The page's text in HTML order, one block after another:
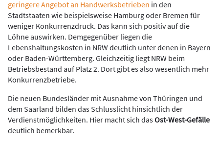
geringere Angebot an Handwerksbetrieben in den
Stadtstaaten wie beispielsweise Hamburg oder Bremen für
weniger Konkurrenzdruck. Das kann sich positiv auf die
Löhne auswirken. Demgegenüber liegen die
Lebenshaltungskosten in NRW deutlich unter denen in Bayern
oder Baden-Württemberg. Gleichzeitig liegt NRW beim
Betriebsbestand auf Platz 2. Dort gibt es also wesentlich mehr
Konkurrenzbetriebe.
Die neuen Bundesländer mit Ausnahme von Thüringen und
dem Saarland bilden das Schlusslicht hinsichtlich der
Verdienstmöglichkeiten. Hier macht sich dasOst-West-Gefälle
deutlich bemerkbar.